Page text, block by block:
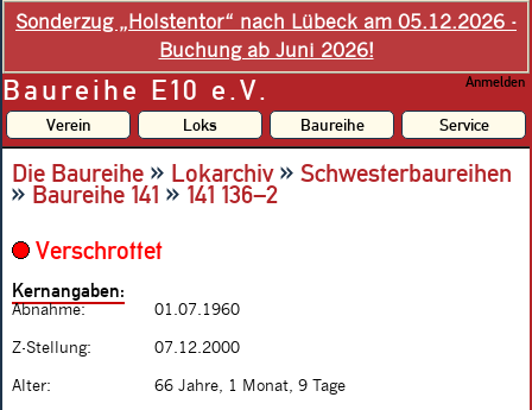
Sonderzug „Holstentor“ nach Lübeck am 05.12.2026 -
Buchung ab Juni 2026!
Baureihe E10 e.V. Anmelden
Verein Loks Baureihe Service
Die Baureihe » Lokarchiv» Schwesterbaureihen
»Baureihe 141 »141 136–2
Verschrottet
Kernangaben:
Abnahme: 01.07.1960
Z-Stellung: 07.12.2000
Alter: 66 Jahre, 1 Monat, 9 Tage